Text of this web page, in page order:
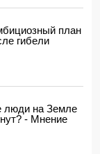
в ходе
Фархад
кладбище
полностью
план
гибели
люди на Земле
- Мнение